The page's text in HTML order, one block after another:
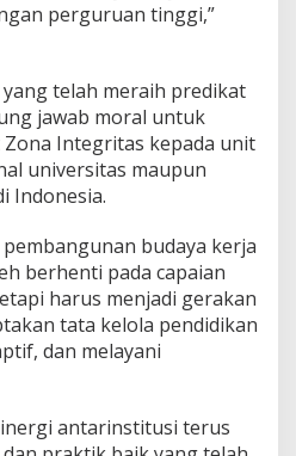
perguruan tinggi,”
telah meraih predikat
jawab moral untuk
Integritas kepada unit
universitas maupun
Indonesia.
budaya kerja
berhenti pada capaian
harus menjadi gerakan
tata kelola pendidikan
dan melayani
antarinstitusi terus